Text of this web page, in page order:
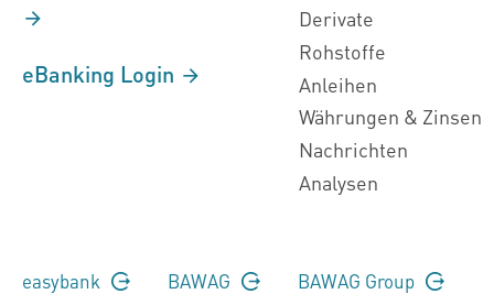
eBanking Login
Derivate
Rohstoffe
Anleihen
Währungen & Zinsen
Nachrichten
Analysen
easybank BAWAG BAWAG Group